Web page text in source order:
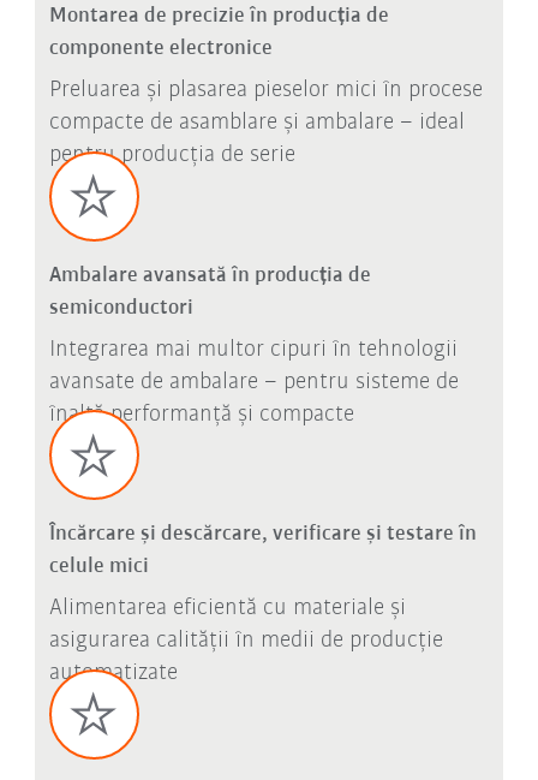
Montarea de precizie în producția de
componente electronice
Preluarea și plasarea pieselor mici în procese
compacte de asamblare și ambalare – ideal
pentru producția de serie
Ambalare avansată în producția de
semiconductori
Integrarea mai multor cipuri în tehnologii
avansate de ambalare – pentru sisteme de
înaltă performanță și compacte
Încărcare și descărcare, verificare și testare în
celule mici
Alimentarea eficientă cu materiale și
asigurarea calității în medii de producție
automatizate